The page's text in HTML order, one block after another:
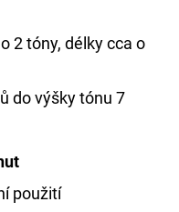
2 tóny, délky cca o
do výšky tónu 7
použití